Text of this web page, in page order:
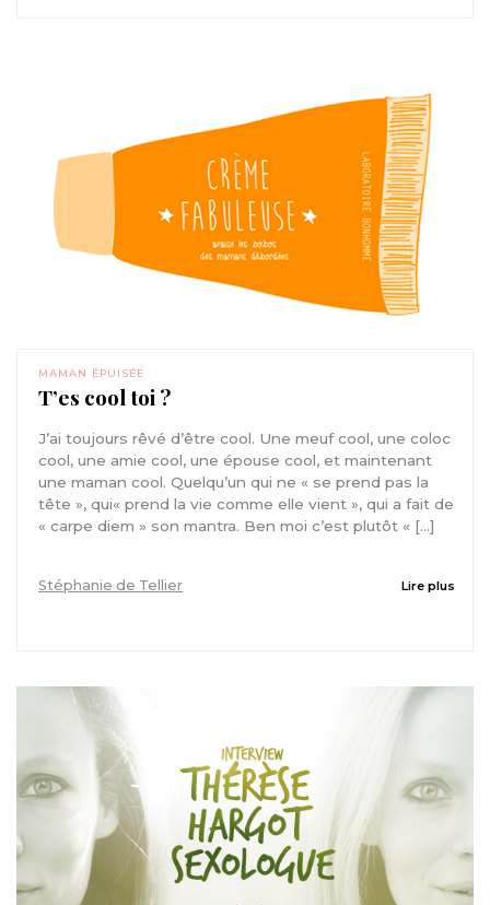
MAMAN ÉPUISÉE
T’es cool toi ?
J’ai toujours rêvé d’être cool. Une meuf cool, une coloc
cool, une amie cool, une épouse cool, et maintenant
une maman cool. Quelqu’un qui ne « se prend pas la
tête », qui« prend la vie comme elle vient », qui a fait de
« carpe diem » son mantra. Ben moi c’est plutôt « […]
Stéphanie de Tellier Lire plus